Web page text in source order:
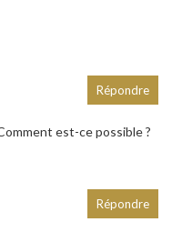
est-ce possible ?
Répondre
Répondre